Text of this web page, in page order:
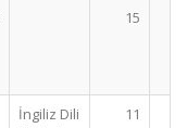
15
İngiliz Dili
11